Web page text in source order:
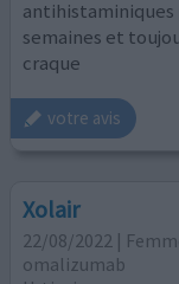
antihistaminiques
semaines et
craque
votre avis
Xolair
22/08/2022 |
omalizumab